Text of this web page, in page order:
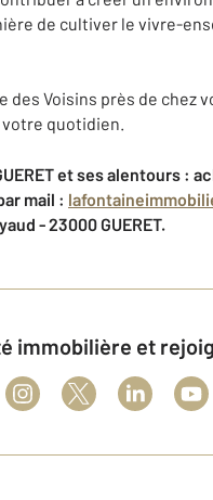
de cultiver le vivre-
des Voisins près de chez
quotidien.
et ses alentours :
mail :
- 23000 GUERET.
immobilière et